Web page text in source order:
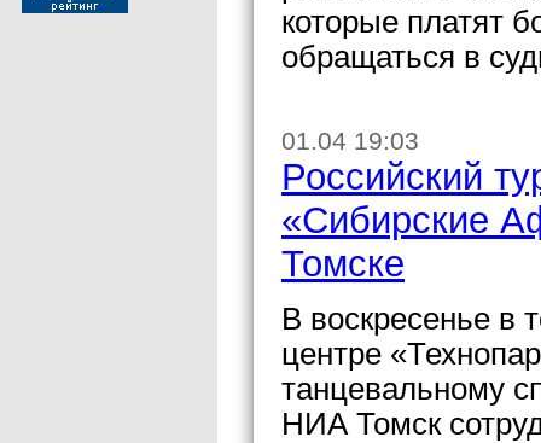
которые платят
обращаться в
01.04 19:03
Российский
«Сибирские
Томске
В воскресенье в
центре
танцевальному
НИА Томск